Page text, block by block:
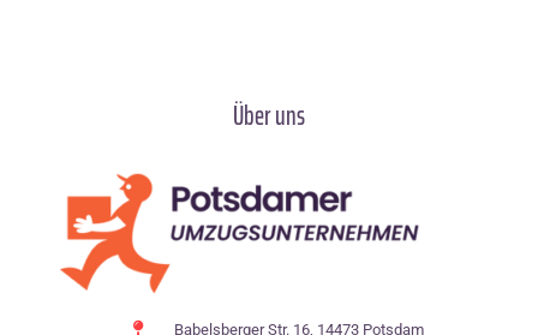
Über uns
Babelsberger Str. 16, 14473 Potsdam